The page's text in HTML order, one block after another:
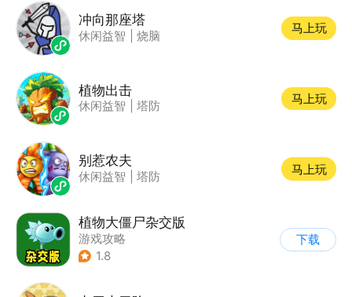
冲向那座塔
休闲益智 烧脑
马上玩
植物出击
休闲益智 塔防
马上玩
别惹农夫
休闲益智 塔防
马上玩
植物大僵尸杂交版
游戏攻略
1.8
下载